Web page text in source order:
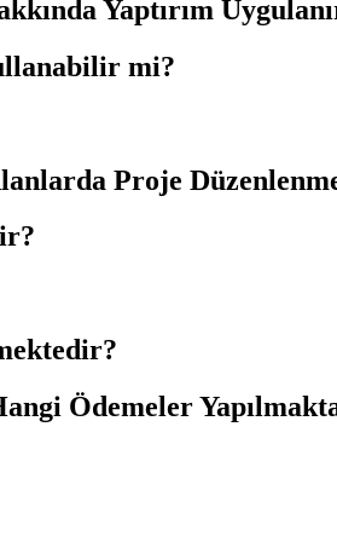
Yaptırım
mi?
Proje
Ödemeler